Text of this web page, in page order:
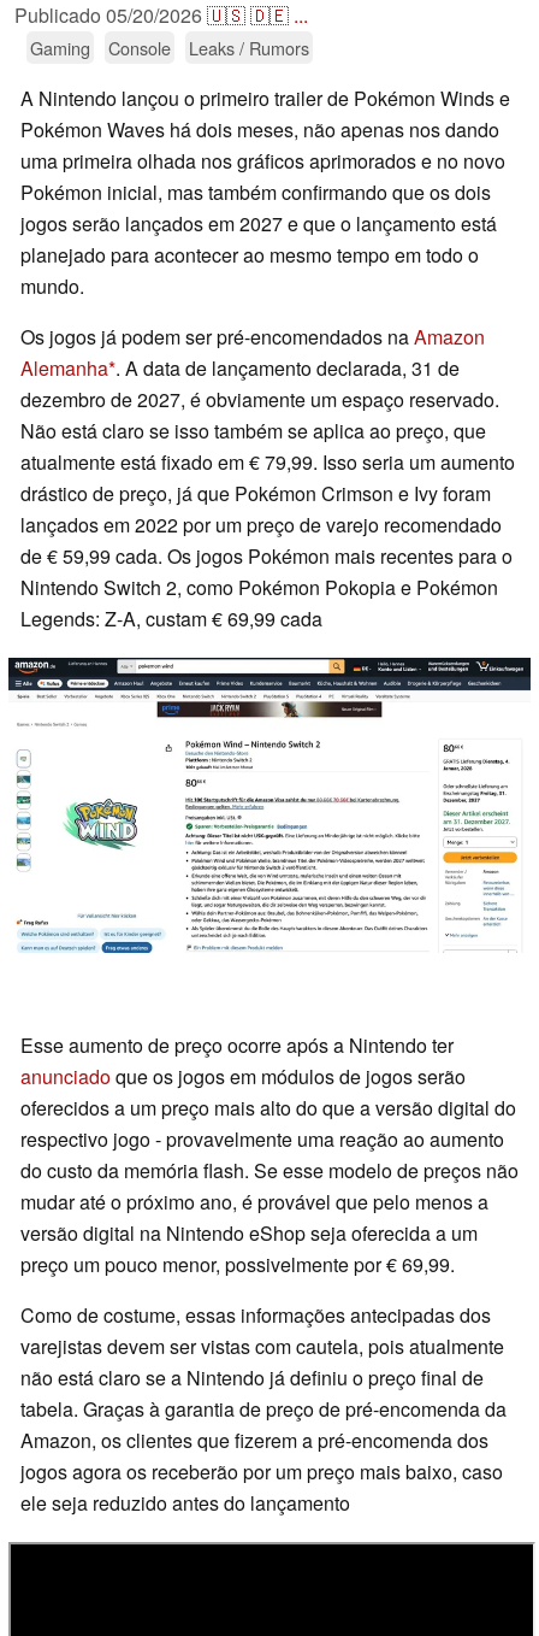
Publicado 05/20/2026🇺🇸🇩🇪 ...
Gaming Console Leaks / Rumors
A Nintendo lançou o primeiro trailer de Pokémon Winds e
Pokémon Waves há dois meses, não apenas nos dando
uma primeira olhada nos gráficos aprimorados e no novo
Pokémon inicial, mas também confirmando que os dois
jogos serão lançados em 2027 e que o lançamento está
planejado para acontecer ao mesmo tempo em todo o
mundo.
Os jogos já podem ser pré-encomendados naAmazon
Alemanha . A data de lançamento declarada, 31 de
dezembro de 2027, é obviamente um espaço reservado.
Não está claro se isso também se aplica ao preço, que
atualmente está fixado em € 79,99. Isso seria um aumento
drástico de preço, já que Pokémon Crimson e Ivy foram
lançados em 2022 por um preço de varejo recomendado
de € 59,99 cada. Os jogos Pokémon mais recentes para o
Nintendo Switch 2, como Pokémon Pokopia e Pokémon
Legends: Z-A, custam € 69,99 cada
Esse aumento de preço ocorre após a Nintendo ter
anunciadoque os jogos em módulos de jogos serão
oferecidos a um preço mais alto do que a versão digital do
respectivo jogo - provavelmente uma reação ao aumento
do custo da memória flash. Se esse modelo de preços não
mudar até o próximo ano, é provável que pelo menos a
versão digital na Nintendo eShop seja oferecida a um
preço um pouco menor, possivelmente por € 69,99.
Como de costume, essas informações antecipadas dos
varejistas devem ser vistas com cautela, pois atualmente
não está claro se a Nintendo já definiu o preço final de
tabela. Graças à garantia de preço de pré-encomenda da
Amazon, os clientes que fizerem a pré-encomenda dos
jogos agora os receberão por um preço mais baixo, caso
ele seja reduzido antes do lançamento